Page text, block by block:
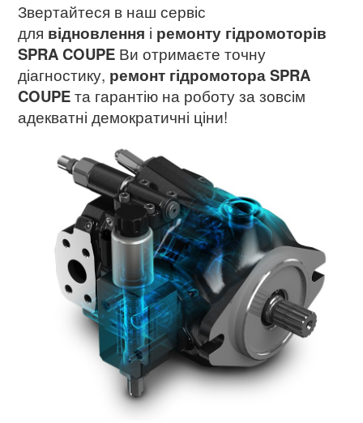
Звертайтеся в наш сервіс
для відновлення і ремонту гідромоторів
SPRA COUPE Ви отримаєте точну
діагностику, ремонт гідромотора SPRA
COUPEта гарантію на роботу за зовсім
адекватні демократичні ціни!